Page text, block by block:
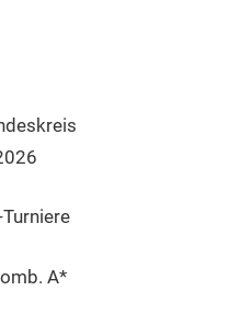
A*